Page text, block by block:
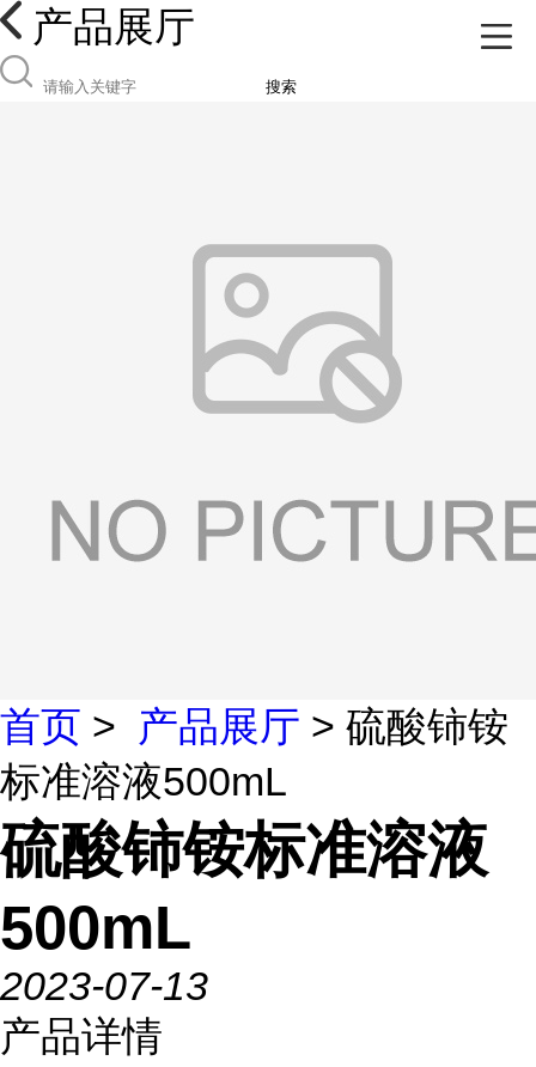
产品展厅
搜索
首页 > 产品展厅 > 硫酸铈铵
标准溶液500mL
硫酸铈铵标准溶液
500mL
2023-07-13
产品详情